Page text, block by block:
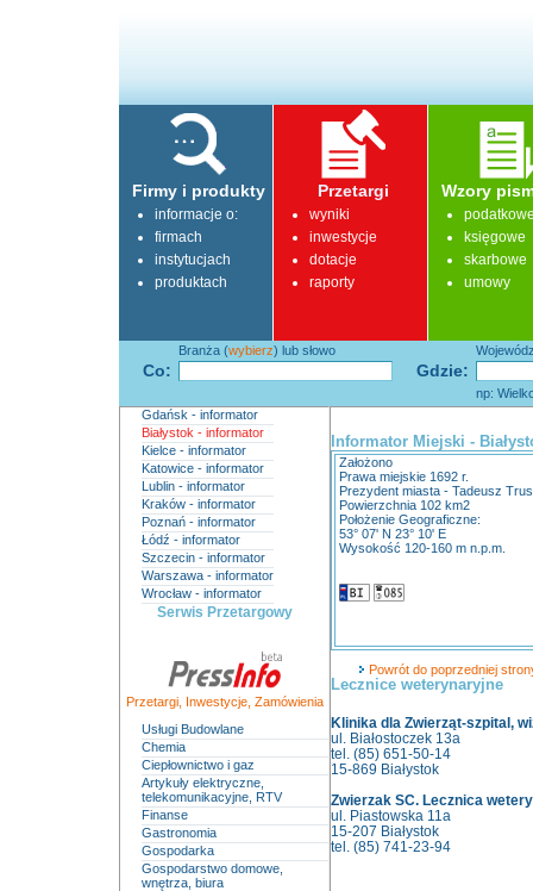
Firmy i produkty
informacje o:
firmach
instytucjach
produktach
Przetargi
wyniki
inwestycje
dotacje
raporty
Wzory
księgowe
skarbowe
umowy
Co: Gdzie:
Branża (wybierz) lub słowo
np:
Gdańsk - informator
Białystok - informator
Kielce - informator
Katowice - informator
Lublin - informator
Kraków - informator
Poznań - informator
Łódź - informator
Szczecin - informator
Warszawa - informator
Wrocław - informator
Serwis Przetargowy
Przetargi, Inwestycje, Zamówienia
Usługi Budowlane
Chemia
Ciepłownictwo i gaz
Artykuły elektryczne,
telekomunikacyjne, RTV
Finanse
Gastronomia
Gospodarka
Gospodarstwo domowe,
wnętrza, biura
Informator Miejski -
Założono
Prawa miejskie 1692 r.
Prezydent miasta - Tadeusz
Powierzchnia 102 km2
Położenie Geograficzne:
53° 07' N 23° 10' E
Wysokość 120-160 m n.p.m.
Powrót do poprzedniej
Lecznice weterynaryjne
Klinika dla Zwierząt-szpital,
ul. Białostoczek 13a
tel. (85) 651-50-14
15-869 Białystok
Zwierzak SC. Lecznica
ul. Piastowska 11a
15-207 Białystok
tel. (85) 741-23-94